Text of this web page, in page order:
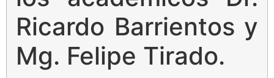
Ricardo Barrientos y
Mg. Felipe Tirado.